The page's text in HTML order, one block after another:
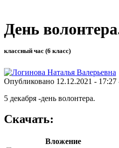
День
классный час (6 класс)
Опубликовано 12.12.2021 - 17:27
5 декабря -день волонтера.
Скачать:
Вложение